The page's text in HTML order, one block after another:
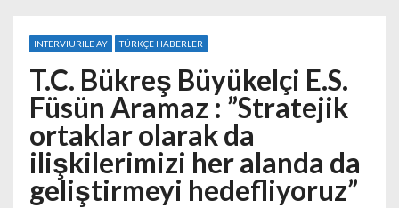
INTERVIURILE AY TÜRKÇE HABERLER
T.C. Bükreş Büyükelçi E.S.
Füsün Aramaz : ”Stratejik
ortaklar olarak da
ilişkilerimizi her alanda da
geliştirmeyi hedefliyoruz”